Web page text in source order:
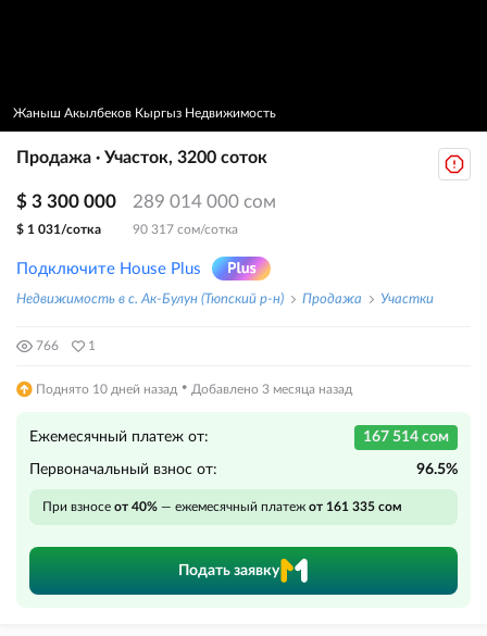
Жаныш Акылбеков Кыргыз Недвижимость
Продажа · Участок, 3200 соток
$ 3 300 000 289 014 000 сом
$ 1 031/сотка 90 317 сом/сотка
Подключите House Plus
Недвижимость в с. Ак-Булун (Тюпский р-н) Продажа Участки
766 1
Поднято 10 дней назад · Добавлено 3 месяца назад
Ежемесячный платеж от: 167 514 сом
Первоначальный взнос от: 96.5%
При взносе от 40% — ежемесячный платеж от 161 335 сом
Подать заявку